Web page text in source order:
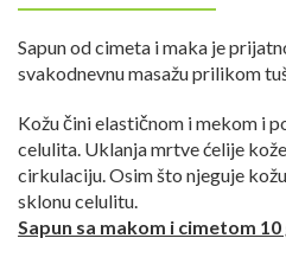
Sapun od cimeta i maka je
svakodnevnu masažu prilikom
Kožu čini elastičnom i mekom i
celulita. Uklanja mrtve ćelije
cirkulaciju. Osim što njeguje
sklonu celulitu.
Sapun sa makom i cimetom 10